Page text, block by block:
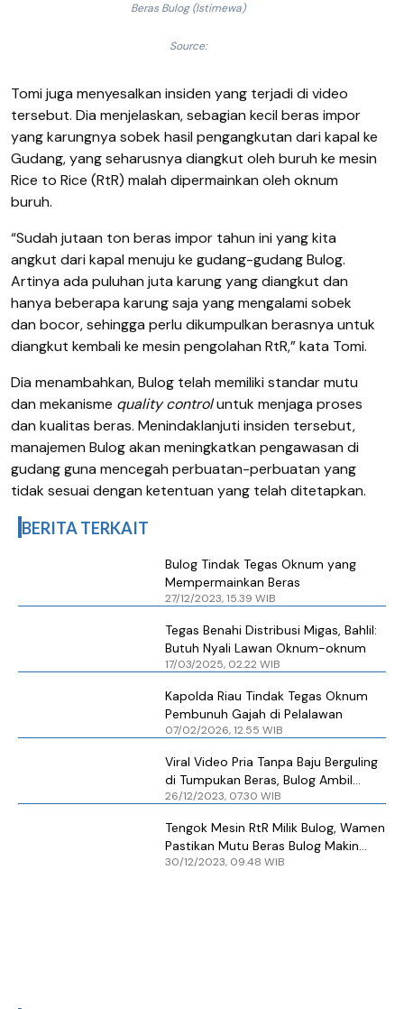
Beras Bulog (Istimewa)
Source:
Tomi juga menyesalkan insiden yang terjadi di video
tersebut. Dia menjelaskan, sebagian kecil beras impor
yang karungnya sobek hasil pengangkutan dari kapal ke
Gudang, yang seharusnya diangkut oleh buruh ke mesin
Rice to Rice (RtR) malah dipermainkan oleh oknum
buruh.
“Sudah jutaan ton beras impor tahun ini yang kita
angkut dari kapal menuju ke gudang-gudang Bulog.
Artinya ada puluhan juta karung yang diangkut dan
hanya beberapa karung saja yang mengalami sobek
dan bocor, sehingga perlu dikumpulkan berasnya untuk
diangkut kembali ke mesin pengolahan RtR,” kata Tomi.
Dia menambahkan, Bulog telah memiliki standar mutu
dan mekanisme quality controluntuk menjaga proses
dan kualitas beras. Menindaklanjuti insiden tersebut,
manajemen Bulog akan meningkatkan pengawasan di
gudang guna mencegah perbuatan-perbuatan yang
tidak sesuai dengan ketentuan yang telah ditetapkan.
BERITA TERKAIT
Bulog Tindak Tegas Oknum yang
Mempermainkan Beras
27/12/2023, 15.39 WIB
Tegas Benahi Distribusi Migas, Bahlil:
Butuh Nyali Lawan Oknum-oknum
17/03/2025, 02.22 WIB
Kapolda Riau Tindak Tegas Oknum
Pembunuh Gajah di Pelalawan
07/02/2026, 12.55 WIB
Viral Video Pria Tanpa Baju Berguling
di Tumpukan Beras, Bulog Ambil
Tindakan Tegas
26/12/2023, 07.30 WIB
Tengok Mesin RtR Milik Bulog, Wamen
Pastikan Mutu Beras Bulog Makin
Baik
30/12/2023, 09.48 WIB